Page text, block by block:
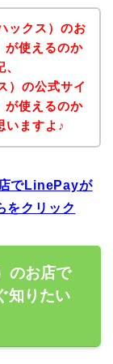
ックス）のお
が使えるのか
）の公式サイ
が使えるのか
いますよ♪
でLinePayが
をクリック
のお店で
知りたい